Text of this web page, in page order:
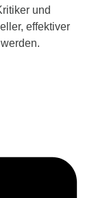
und
effektiver